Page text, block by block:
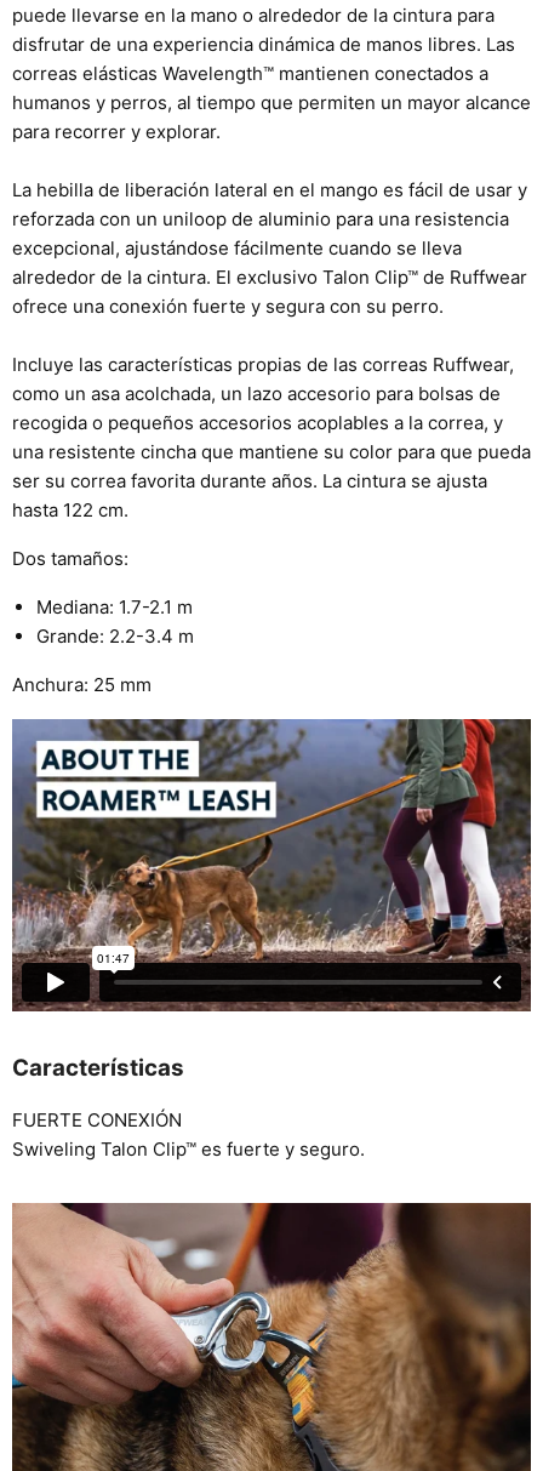
puede llevarse en la mano o alrededor de la cintura para
disfrutar de una experiencia dinámica de manos libres. Las
correas elásticas Wavelength™ mantienen conectados a
humanos y perros, al tiempo que permiten un mayor alcance
para recorrer y explorar.
La hebilla de liberación lateral en el mango es fácil de usar y
reforzada con un uniloop de aluminio para una resistencia
excepcional, ajustándose fácilmente cuando se lleva
alrededor de la cintura. El exclusivo Talon Clip™ de Ruffwear
ofrece una conexión fuerte y segura con su perro.
Incluye las características propias de las correas Ruffwear,
como un asa acolchada, un lazo accesorio para bolsas de
recogida o pequeños accesorios acoplables a la correa, y
una resistente cincha que mantiene su color para que pueda
ser su correa favorita durante años. La cintura se ajusta
hasta 122 cm.
Dos tamaños:
Mediana: 1.7-2.1 m
Grande: 2.2-3.4 m
Anchura: 25 mm
Características
FUERTE CONEXIÓN
Swiveling Talon Clip™ es fuerte y seguro.